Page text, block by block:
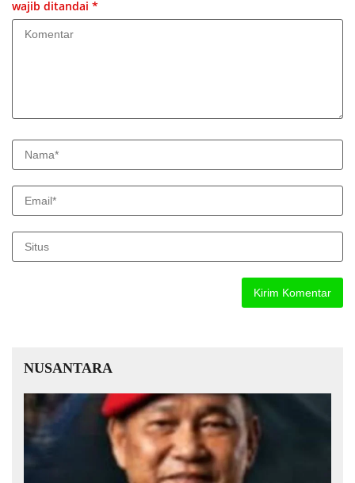
wajib ditandai *
NUSANTARA